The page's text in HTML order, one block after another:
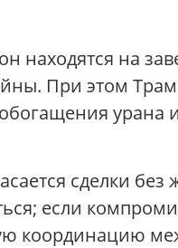
находятся на
При этом
сделки без
если
координацию